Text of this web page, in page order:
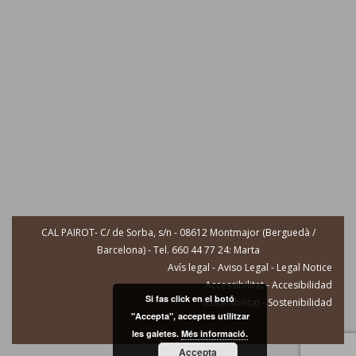
CAL PAIROT- C/ de Sorba, s/n - 08612 Montmajor (Berguedà /
Barcelona) - Tel. 660 44 77 24: Marta
Avís legal - Aviso Legal - Legal Notice
Accessibilitat - Accesibilidad
Sostenibilitat - Sostenibilidad
Si fas click en el botó
"Accepta", acceptes utilitzar
les galetes. Més informació.
Accepta